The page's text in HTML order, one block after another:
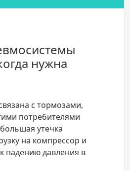
нужна
с тормозами,
потребителями
утечка
на компрессор и
падению давления в